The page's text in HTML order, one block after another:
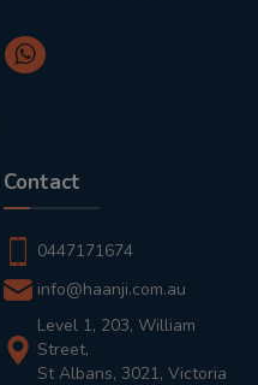
Contact
0447171674
info@haanji.com.au
Level 1, 203, William
Street,
St Albans, 3021, Victoria